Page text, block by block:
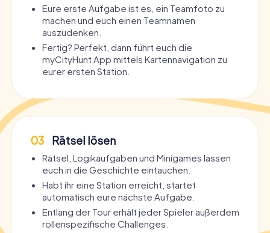
Eure erste Aufgabe ist es, ein Teamfoto zu
machen und euch einen Teamnamen
auszudenken.
Fertig? Perfekt, dann führt euch die
myCityHunt App mittels Kartennavigation zu
eurer ersten Station.
03 Rätsel lösen
Rätsel, Logikaufgaben und Minigames lassen
euch in die Geschichte eintauchen.
Habt ihr eine Station erreicht, startet
automatisch eure nächste Aufgabe.
Entlang der Tour erhält jeder Spieler außerdem
rollenspezifische Challenges.